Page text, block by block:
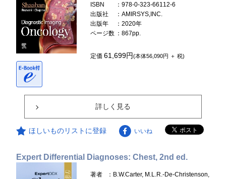
ISBN
：978-0-323-66112-6
出版社
：AMIRSYS,INC.
出版年
：2020年
ページ数 ：867pp.
定価61,699円(本体56,090円 ＋ 税)
詳しく見る
ほしいものリストに登録 いいね
Expert Differential Diagnoses: Chest, 2nd ed.
著者
：B.W.Carter, M.L.R.-De-Christenson,